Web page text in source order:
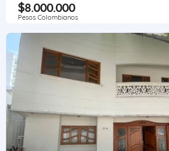
$8.000.000
Pesos Colombianos